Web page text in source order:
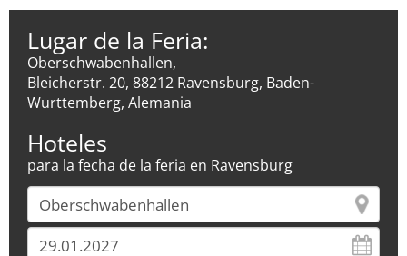
Lugar de la Feria:
Oberschwabenhallen,
Bleicherstr. 20, 88212 Ravensburg, Baden-
Wurttemberg, Alemania
Hoteles
para la fecha de la feria en Ravensburg